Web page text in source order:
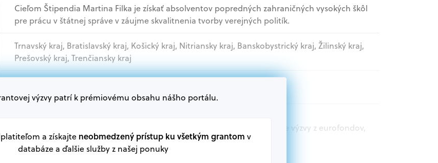
Cieľom Štipendia Martina Filka je získať absolventov popredných zahraničných vysokých škôl
pre prácu v štátnej správe v záujme skvalitnenia tvorby verejných politík.
Trnavský kraj, Bratislavský kraj, Košický kraj, Nitriansky kraj, Banskobystrický kraj, Žilinský kraj,
Prešovský kraj, Trenčiansky kraj
Akademický sektor
V databáze grantov a dotácií na portáli Grantexpert.sk nájdete aktuálne výzvy z eurofondov,
plánu obnovy a ďalších zdrojov.
výzvy patrí k prémiovému obsahu nášho portálu.
a získajte neobmedzený prístup ku všetkým grantom v
databáze a ďalšie služby z našej ponuky